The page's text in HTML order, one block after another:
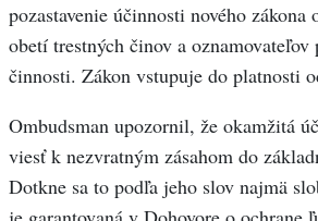
pozastavenie účinnosti nového zákona
obetí trestných činov a oznamovateľov
činnosti. Zákon vstupuje do platnosti
Ombudsman upozornil, že okamžitá
viesť k nezvratným zásahom do
Dotkne sa to podľa jeho slov najmä